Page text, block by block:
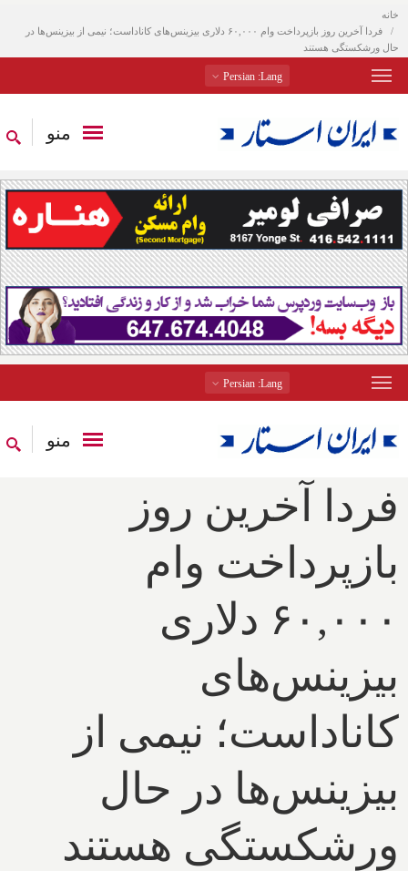
خانه
فردا آخرین روز بازپرداخت وام ۶۰,۰۰۰ دلاری بیزینس‌های کاناداست؛ نیمی از بیزینس‌ها در
حال ورشکستگی هستند
Lang
: Persian
منو
Lang
: Persian
منو
فردا آخرین روز
بازپرداخت وام
۶۰,۰۰۰ دلاری
بیزینس‌های
کاناداست؛ نیمی از
بیزینس‌ها در حال
ورشکستگی هستند